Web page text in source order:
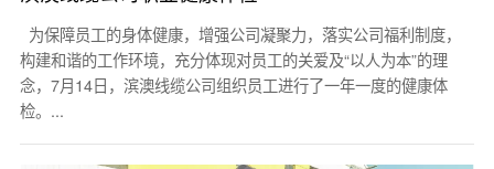
为保障员工的身体健康，增强公司凝聚力，落实公司福利制度，
构建和谐的工作环境，充分体现对员工的关爱及“以人为本”的理
念，7月14日，滨澳线缆公司组织员工进行了一年一度的健康体
检。...